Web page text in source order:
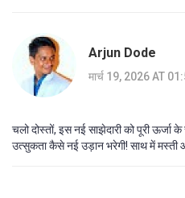
Arjun Dode
मार्च 19, 2026 AT
चलो दोस्तों, इस नई साझेदारी को पूरी
उत्सुकता कैसे नई उड़ान भरेगी! साथ में मस्ती